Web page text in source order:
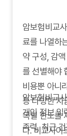
암보험비교
료를 나열하
약 구성, 감
를 선별해야
비용뿐 아니
등 다양한 자
목별 한도를
다. 비교사이
암보험비교
개인 정보 입
족력, 최근